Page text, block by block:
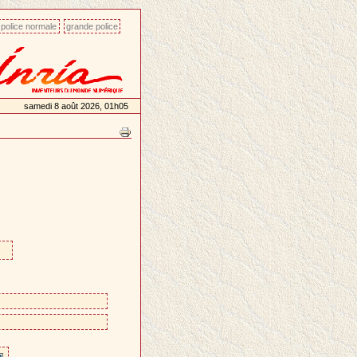
police normale grande police
samedi 8 août 2026, 01h05